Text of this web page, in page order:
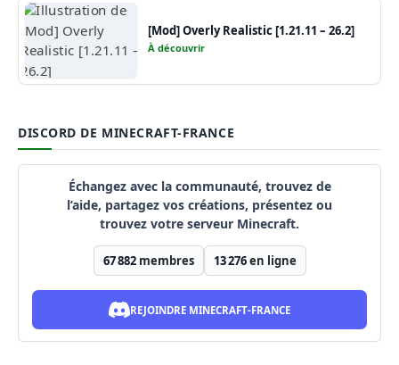
[Mod] Overly Realistic [1.21.11 – 26.2]
À découvrir
DISCORD DE MINECRAFT-FRANCE
Échangez avec la communauté, trouvez de
l’aide, partagez vos créations, présentez ou
trouvez votre serveur Minecraft.
67 882membres 13 276en ligne
REJOINDRE MINECRAFT-FRANCE